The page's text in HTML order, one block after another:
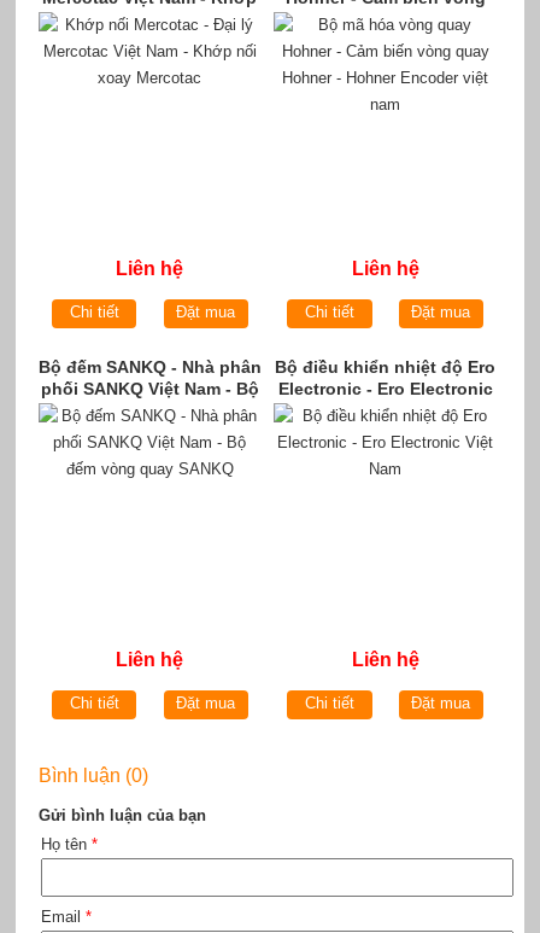
nối xoay Mercotac
Liên hệ
Chi tiết Đặt mua
quay Hohner - Hohner
Encoder việt nam
Liên hệ
Chi tiết Đặt mua
Bộ đếm SANKQ - Nhà phân
phối SANKQ Việt Nam - Bộ
đếm vòng quay SANKQ
Liên hệ
Chi tiết Đặt mua
Bộ điều khiển nhiệt độ Ero
Electronic - Ero Electronic
Việt Nam
Liên hệ
Chi tiết Đặt mua
Bình luận (0)
Gửi bình luận của bạn
Họ tên *
Email *